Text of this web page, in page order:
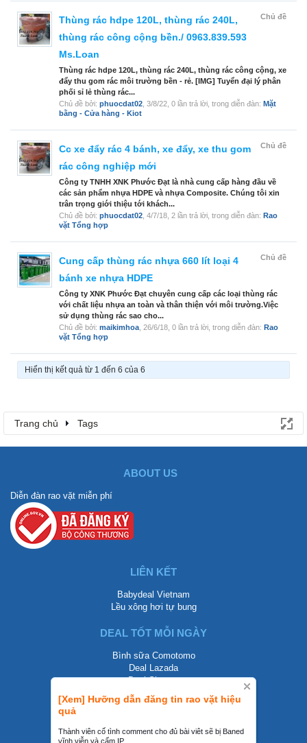
[Xem] Hưỡng dẫn đăng tin rao vặt hiệu
quả
Thành viên cố tình comment cho đủ bài viêt sẽ bị Baned
vĩnh viễn và cấm IP.
Chủ đề
Thùng rác hdpe 120L, thùng rác 240L,
thùng rác công cộng bền./ 0963.839.593
Ms.Loan
Thùng rác hdpe 120L, thùng rác 240L, thùng rác công cộng, xe
đẩy thu gom rác môi trường bền - rẻ. [IMG] Tuyển đại lý phân
phối sỉ lẻ thùng rác...
Chủ đề bởi: phuocdat02 3/8/22 , 0 lần trả lời, trong diễn đàn: Mặt
bằng - Cửa hàng - Kiot
Chủ đề
Cc xe đẩy rác 4 bánh, xe đẩy, xe thu gom
rác công nghiệp mới
Công ty TNHH XNK Phước Đạt là nhà cung cấp hàng đầu về
các sản phẩm nhựa HDPE và nhựa Composite. Chúng tôi xin
trân trọng giới thiệu tới khách...
Chủ đề bởi: phuocdat02 4/7/18 , 2 lần trả lời, trong diễn đàn: Rao
vặt Tổng hợp
Chủ đề
Cung cấp thùng rác nhựa 660 lít loại 4
bánh xe nhựa HDPE
Công ty XNK Phước Đạt chuyên cung cấp các loại thùng rác
với chất liệu nhựa an toàn và thân thiện với môi trường.Việc
sử dụng thùng rác sao cho...
Chủ đề bởi: maikimhoa 26/6/18 , 0 lần trả lời, trong diễn đàn: Rao
vặt Tổng hợp
Hiển thị kết quả từ 1 đến 6 của 6
Trang chủ Tags
ABOUT US
Diễn đàn rao vặt miễn phí
LIÊN KẾT
Babydeal Vietnam
Lều xông hơi tự bung
DEAL TỐT MỖI NGÀY
Bình sữa Comotomo
Deal Lazada
Deal Shopee
LIÊN HỆ
0858002468